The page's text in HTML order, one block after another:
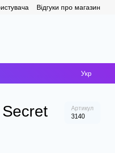
Відгуки про магазин
Укр
Secret
Артикул
3140